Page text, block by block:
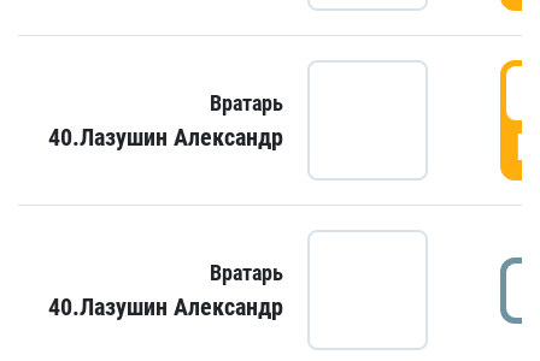
Вратарь
40.Лазушин Александр
Вратарь
40.Лазушин Александр